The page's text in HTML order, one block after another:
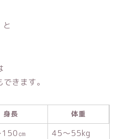
と
きます。
身長 体重
㎝
45～55kg